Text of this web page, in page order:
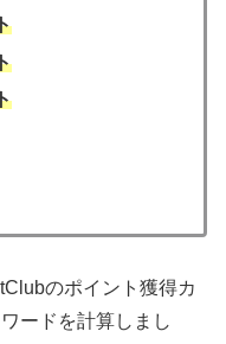
のポイント獲得カ
ードを計算しまし